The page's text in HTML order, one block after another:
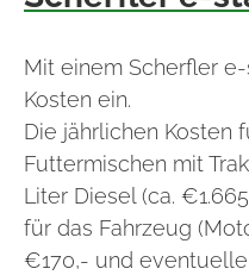
Mit einem Scherfler
Kosten ein.
Die jährlichen Kosten
Futtermischen mit
Liter Diesel (ca.
für das Fahrzeug
€170,- und